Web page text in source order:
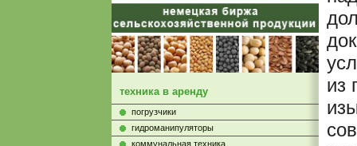
техника в аренду
погрузчики
гидроманипуляторы
коммунальная техника
из